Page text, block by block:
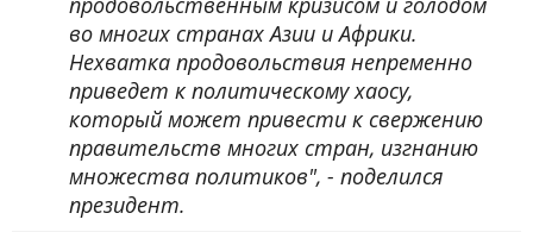
во многих странах Азии и Африки.
Нехватка продовольствия непременно
приведет к политическому хаосу,
который может привести к свержению
правительств многих стран, изгнанию
множества политиков", - поделился
президент.